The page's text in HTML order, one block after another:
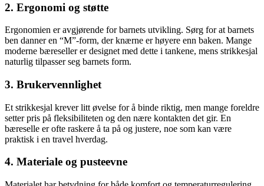
2. Ergonomi og støtte
Ergonomien er avgjørende for barnets utvikling. Sørg for at barnets
ben danner en “M”-form, der knærne er høyere enn baken. Mange
moderne bæreseller er designet med dette i tankene, mens strikkesjal
naturlig tilpasser seg barnets form.
3. Brukervennlighet
Et strikkesjal krever litt øvelse for å binde riktig, men mange foreldre
setter pris på fleksibiliteten og den nære kontakten det gir. En
bæreselle er ofte raskere å ta på og justere, noe som kan være
praktisk i en travel hverdag.
4. Materiale og pusteevne